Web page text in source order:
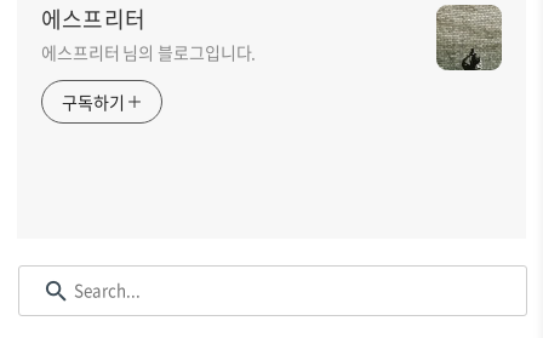
에스프리터
에스프리터 님의 블로그입니다.
구독하기